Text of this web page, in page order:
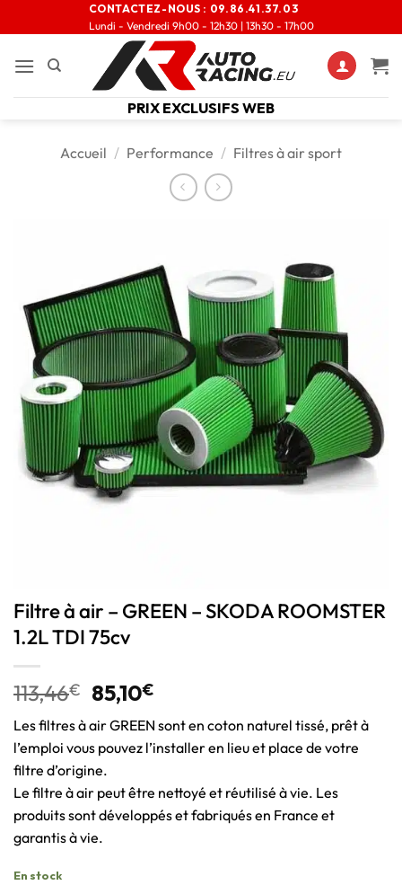
CONTACTEZ-NOUS : 09.86.41.37.03
Lundi - Vendredi 9h00 - 12h30 | 13h30 - 17h00
PRIX EXCLUSIFS WEB
Accueil / Performance / Filtres à air sport
Filtre à air – GREEN – SKODA ROOMSTER
1.2L TDI 75cv
113,46€ 85,10€
Les filtres à air GREEN sont en coton naturel tissé, prêt à
l’emploi vous pouvez l’installer en lieu et place de votre
filtre d’origine.
Le filtre à air peut être nettoyé et réutilisé à vie. Les
produits sont développés et fabriqués en France et
garantis à vie.
En stock